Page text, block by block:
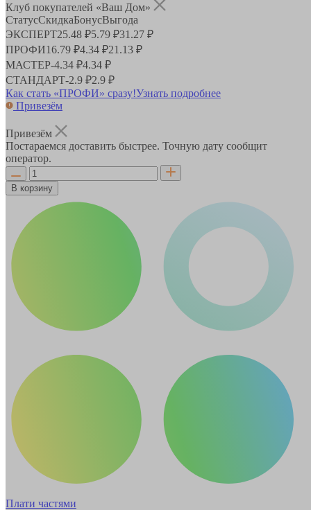
Клуб покупателей «Ваш Дом»
СтатусСкидкаБонусВыгода
ЭКСПЕРТ25.48 ₽5.79 ₽31.27 ₽
ПРОФИ16.79 ₽4.34 ₽21.13 ₽
МАСТЕР-4.34 ₽4.34 ₽
СТАНДАРТ-2.9 ₽2.9 ₽
Как стать «ПРОФИ» сразу!Узнать подробнее
Привезём
Привезём
Постараемся доставить быстрее. Точную дату сообщит
оператор.
В корзину
Плати частями